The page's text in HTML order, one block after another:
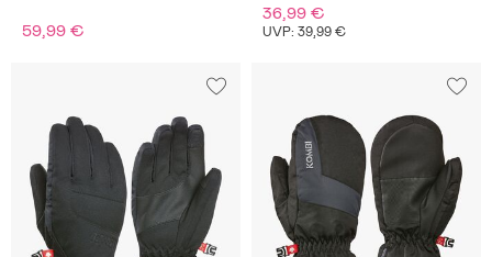
59,99 €
36,99 €
UVP: 39,99 €